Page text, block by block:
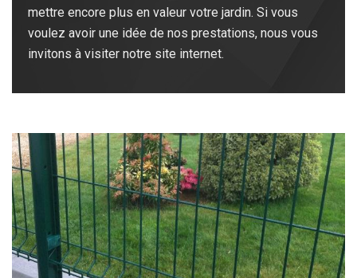
mettre encore plus en valeur votre jardin. Si vous
voulez avoir une idée de nos prestations, nous vous
invitons à visiter notre site internet.